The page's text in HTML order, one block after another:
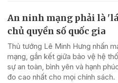
An ninh mạng phải là
chủ quyền số quốc gia
Thủ tướng Lê Minh Hưng nhấn
mạng, gắn kết giữa bảo vệ hệ
sự an toàn, bình yên và hạnh
đo cao nhất cho mọi chính sách.